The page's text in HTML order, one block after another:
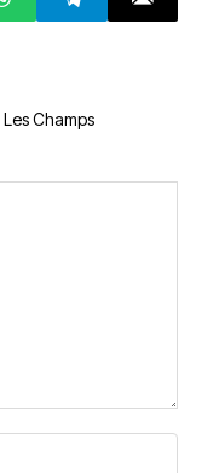
Les Champs